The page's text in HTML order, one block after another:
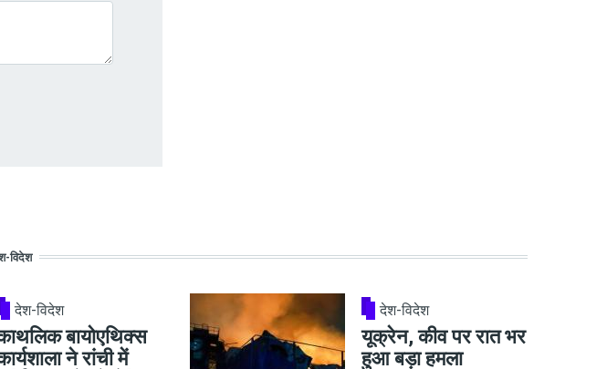
विदेश
देश-विदेश
बायोएथिक्स
ने रांची में
देश-विदेश
यूक्रेन, कीव पर रात भर
हुआ बड़ा हमला